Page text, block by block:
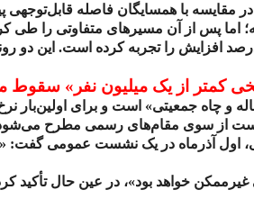
در مقایسه با همسایگان فاصله
اما پس از آن مسیرهای متفاوتی را طی
افزایش را تجربه کرده است. این دو
کمتر از یک میلیون نفر» سقوط
و چاه جمعیتی» است و برای اولین‌بار
است از سوی مقام‌های رسمی مطرح
آذرماه در یک نشست عمومی گفت:
خواهد بود»، در عین حال